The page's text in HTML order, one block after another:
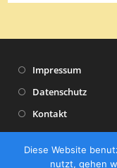
Impressum
Datenschutz
Kontakt
Presse
Diese Website
nutzt, gehen